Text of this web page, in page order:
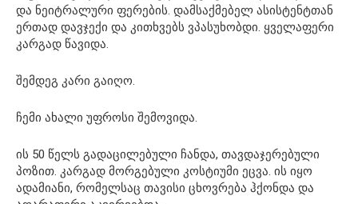
და ნეიტრალური ფერების. დამსაქმებელ ასისტენტთან
ერთად დავჯექი და კითხვებს ვპასუხობდი. ყველაფერი
კარგად წავიდა.
შემდეგ კარი გაიღო.
ჩემი ახალი უფროსი შემოვიდა.
ის 50 წელს გადაცილებული ჩანდა, თავდაჯერებული
პოზით. კარგად მორგებული კოსტიუმი ეცვა. ის იყო
ადამიანი, რომელსაც თავისი ცხოვრება ჰქონდა და